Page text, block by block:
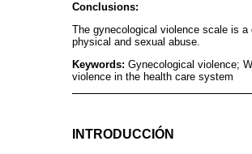
Conclusions:
The gynecological violence scale is
physical and sexual abuse.
Keywords: Gynecological violence;
violence in the health care system
INTRODUCCIÓN